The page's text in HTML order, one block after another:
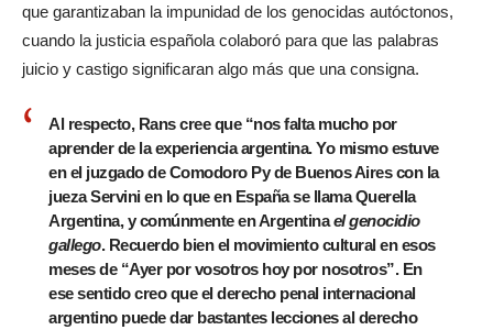
que garantizaban la impunidad de los genocidas autóctonos,
cuando la justicia española colaboró para que las palabras
juicio y castigo significaran algo más que una consigna.
Al respecto, Rans cree que “nos falta mucho por
aprender de la experiencia argentina. Yo mismo estuve
en el juzgado de Comodoro Py de Buenos Aires con la
jueza Servini en lo que en España se llama Querella
Argentina, y comúnmente en Argentinael genocidio
gallego. Recuerdo bien el movimiento cultural en esos
meses de “Ayer por vosotros hoy por nosotros”. En
ese sentido creo que el derecho penal internacional
argentino puede dar bastantes lecciones al derecho